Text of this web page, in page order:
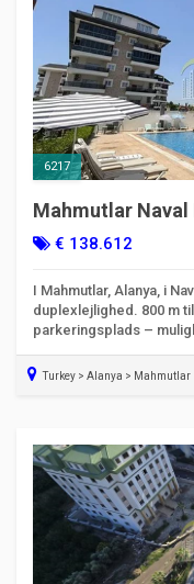
6217
Mahmutlar Naval
duplexlejlighed
€ 138.612
I Mahmutlar, Alanya, i
duplexlejlighed. 800 m
parkeringsplads –
Turkey > Alanya > Mahmutlar